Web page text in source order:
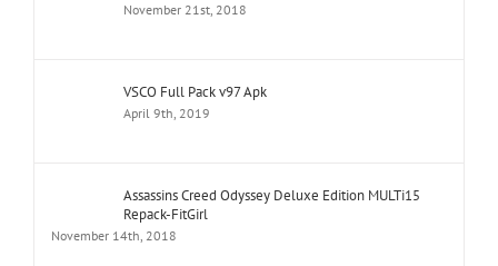
November 21st, 2018
VSCO Full Pack v97 Apk
April 9th, 2019
Assassins Creed Odyssey Deluxe Edition MULTi15
Repack-FitGirl
November 14th, 2018